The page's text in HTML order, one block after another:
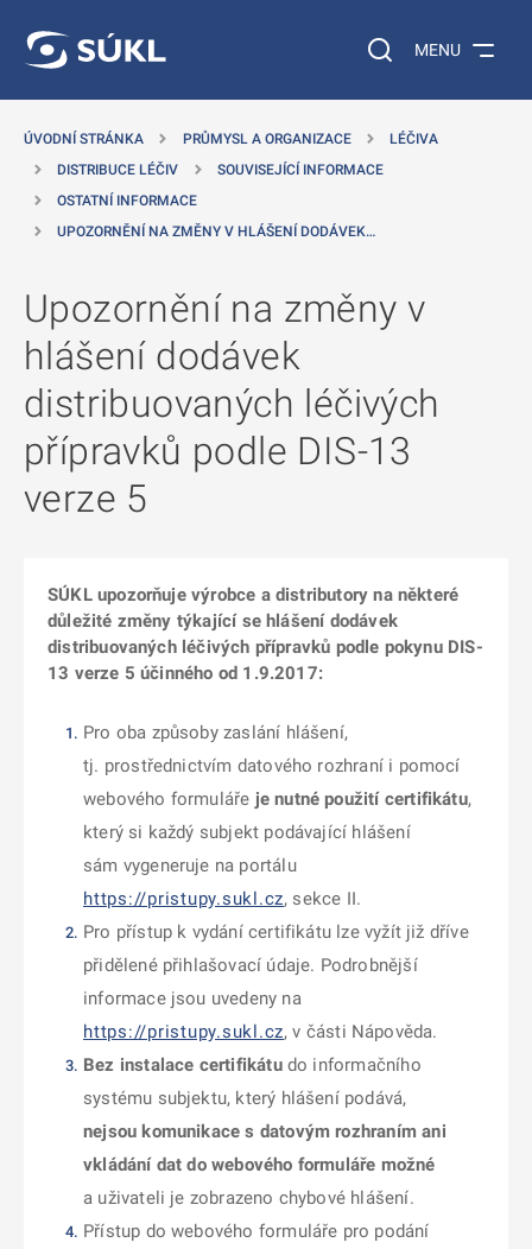
Vyhledávání na
MENU
ÚVODNÍ STRÁNKA PRŮMYSL A ORGANIZACE
LÉČIVA
DISTRIBUCE LÉČIV
SOUVISEJÍCÍ INFORMACE
OSTATNÍ INFORMACE
UPOZORNĚNÍ NA ZMĚNY V HLÁŠENÍ DODÁVEK…
Upozornění na změny v
hlášení dodávek
distribuovaných léčivých
přípravků podle DIS-13
verze 5
SÚKL upozorňuje výrobce a distributory na některé
důležité změny týkající se hlášení dodávek
distribuovaných léčivých přípravků podle pokynu DIS-
13 verze 5 účinného od 1.9.2017:
Pro oba způsoby zaslání hlášení,
tj. prostřednictvím datového rozhraní i pomocí
webového formuláře je nutné použití certifikátu,
který si každý subjekt podávající hlášení
sám vygeneruje na portálu
https://pristupy.sukl.cz, sekce II.
Pro přístup k vydání certifikátu lze vyžít již dříve
přidělené přihlašovací údaje. Podrobnější
informace jsou uvedeny na
https://pristupy.sukl.cz, v části Nápověda.
Bez instalace certifikátudo informačního
systému subjektu, který hlášení podává,
nejsou komunikace s datovým rozhraním ani
vkládání dat do webového formuláře možné
a uživateli je zobrazeno chybové hlášení.
Přístup do webového formuláře pro podání